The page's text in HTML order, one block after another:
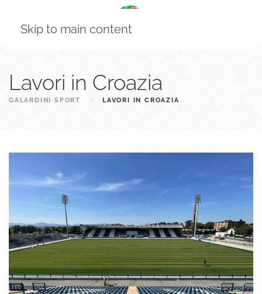
Skip to main content
Lavori in Croazia
GALARDINI SPORT LAVORI IN CROAZIA